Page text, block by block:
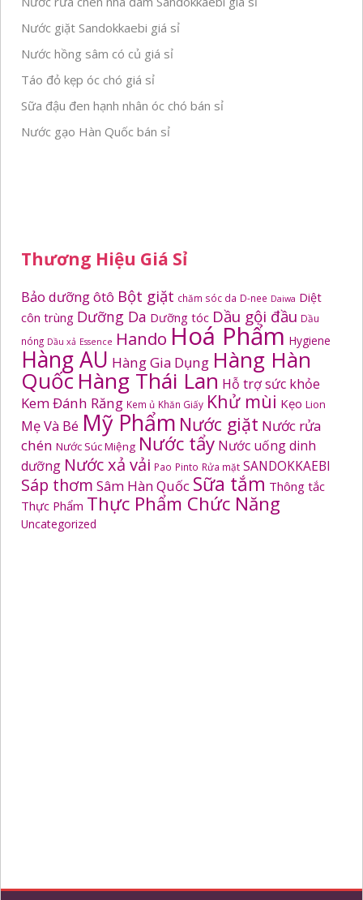
Nước giặt Sandokkaebi giá sỉ
Nước hồng sâm có củ giá sỉ
Táo đỏ kẹp óc chó giá sỉ
Sữa đậu đen hạnh nhân óc chó bán sỉ
Nước gạo Hàn Quốc bán sỉ
Thương Hiệu Giá Sỉ
Bảo dưỡng ôtô Bột giặt chăm sóc da D-nee Daiwa Diệt
côn trùng Dưỡng Da Dưỡng tóc Dầu gội đầu Dầu
nóng Dầu xả Essence Hando Hoá Phẩm Hygiene
Hàng AU Hàng Gia Dụng Hàng Hàn
Quốc Hàng Thái Lan Hỗ trợ sức khỏe
Kem Đánh Răng Kem ủ Khăn Giấy Khử mùi Kẹo Lion
Mẹ Và Bé Mỹ Phẩm Nước giặt Nước rửa
chén Nước Súc Miệng Nước tẩy Nước uống dinh
dưỡng Nước xả vải Pao Pinto Rửa mặt SANDOKKAEBI
Sáp thơm Sâm Hàn Quốc Sữa tắm Thông tắc
Thực Phẩm Thực Phẩm Chức Năng
Uncategorized